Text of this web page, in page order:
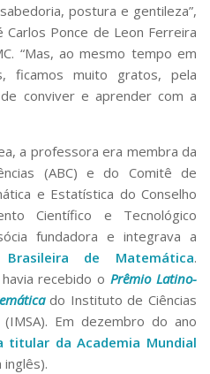
postura e gentileza”,
Ponce de Leon Ferreira
“Mas, ao mesmo tempo em
ficamos muito gratos, pela
conviver e aprender com a
a professora era membra da
(ABC) e do Comitê de
e Estatística do Conselho
Científico e Tecnológico
fundadora e integrava a
Brasileira de Matemática.
recebido oPrêmio Latino-
do Instituto de Ciências
Em dezembro do ano
titular da Academia Mundial
inglês).